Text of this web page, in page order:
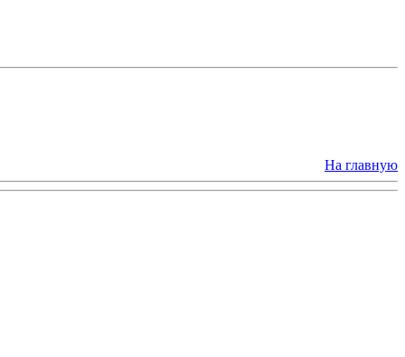
На главную